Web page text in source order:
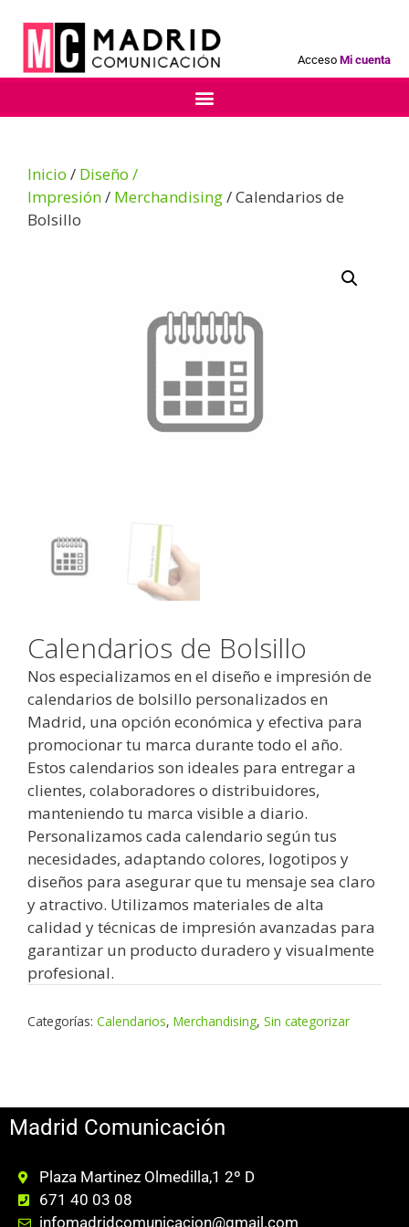
Acceso Mi cuenta
Inicio / Diseño /
Impresión/ Merchandising/ Calendarios de
Bolsillo
Calendarios de Bolsillo
Nos especializamos en el diseño e impresión de
calendarios de bolsillo personalizados en
Madrid, una opción económica y efectiva para
promocionar tu marca durante todo el año.
Estos calendarios son ideales para entregar a
clientes, colaboradores o distribuidores,
manteniendo tu marca visible a diario.
Personalizamos cada calendario según tus
necesidades, adaptando colores, logotipos y
diseños para asegurar que tu mensaje sea claro
y atractivo. Utilizamos materiales de alta
calidad y técnicas de impresión avanzadas para
garantizar un producto duradero y visualmente
profesional.
Categorías: Calendarios, Merchandising, Sin categorizar
Madrid Comunicación
Plaza Martinez Olmedilla,1 2º D
671 40 03 08
infomadridcomunicacion@gmail.com